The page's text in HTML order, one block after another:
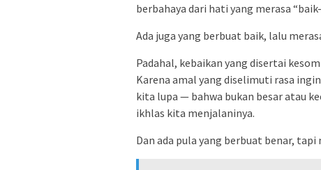
berbahaya dari hati yang merasa
Ada juga yang berbuat baik, lalu
Padahal, kebaikan yang disertai
Karena amal yang diselimuti rasa
kita lupa — bahwa bukan besar atau
ikhlas kita menjalaninya.
Dan ada pula yang berbuat benar,